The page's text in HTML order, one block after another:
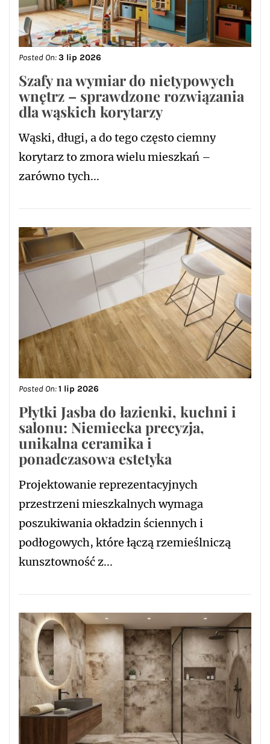
Posted On:3 lip 2026
Szafy na wymiar do nietypowych
wnętrz – sprawdzone rozwiązania
dla wąskich korytarzy
Wąski, długi, a do tego często ciemny
korytarz to zmora wielu mieszkań –
zarówno tych...
Posted On:1 lip 2026
Płytki Jasba do łazienki, kuchni i
salonu: Niemiecka precyzja,
unikalna ceramika i
ponadczasowa estetyka
Projektowanie reprezentacyjnych
przestrzeni mieszkalnych wymaga
poszukiwania okładzin ściennych i
podłogowych, które łączą rzemieślniczą
kunsztowność z...